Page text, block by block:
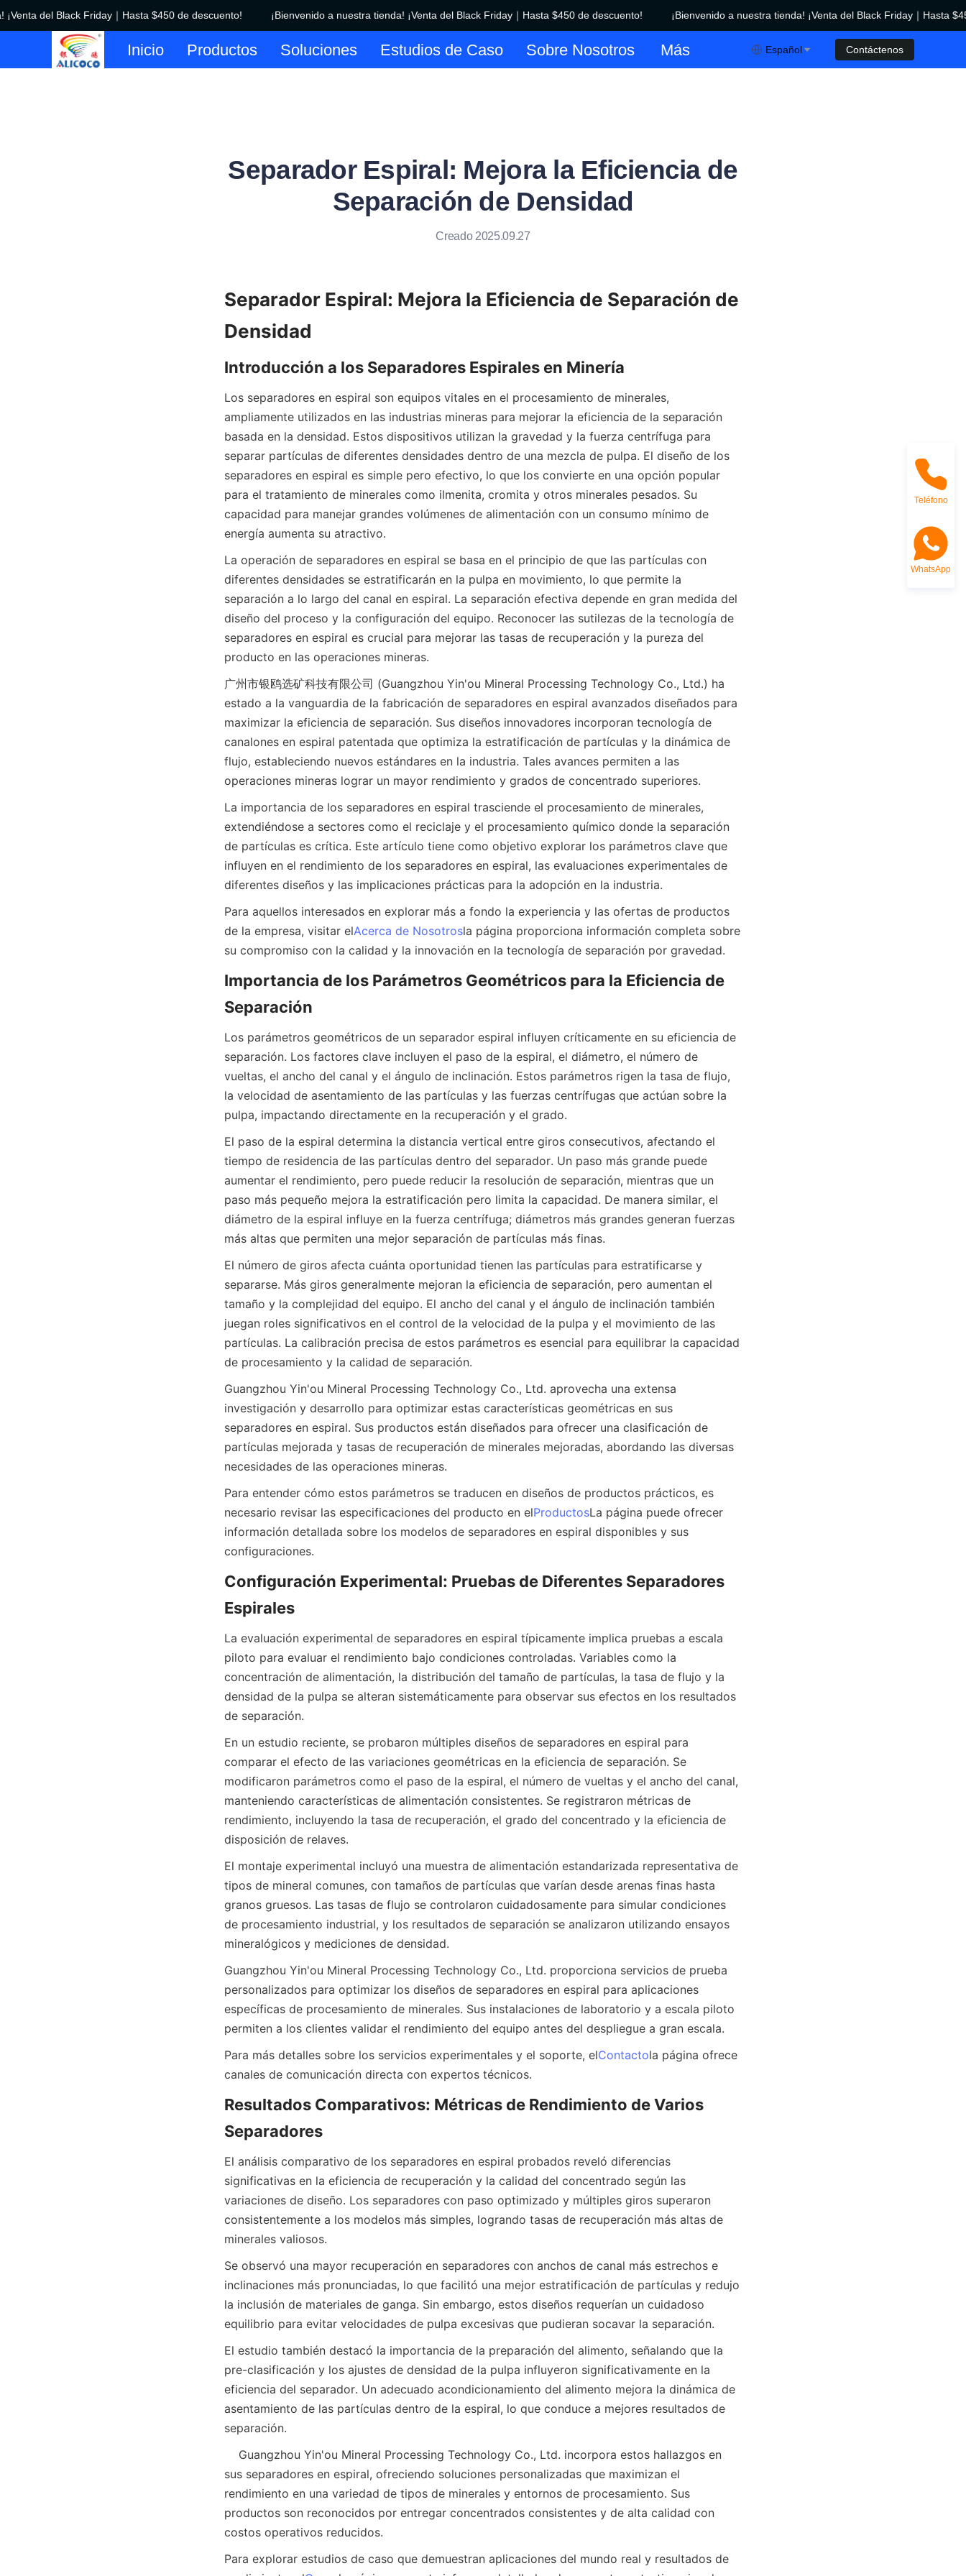
del Black Friday｜Hasta $450 de descuento! ¡Bienvenido a nuestra tienda! ¡Venta del Black Friday｜Hasta $450 de descuento!
¡Bienvenido a nuestra tienda! ¡Venta del Black Friday｜Hasta
¡Bienvenido a nuestra tienda! ¡Venta del Black Friday｜Hasta $450 de descuento!
Inicio Productos Soluciones Estudios de Caso Sobre Nosotros Más Español Contáctenos
Separador Espiral: Mejora la Eficiencia de
Separación de Densidad
Creado 2025.09.27
Separador Espiral: Mejora la Eficiencia de Separación de
Densidad
Introducción a los Separadores Espirales en Minería
Los separadores en espiral son equipos vitales en el procesamiento de minerales,
ampliamente utilizados en las industrias mineras para mejorar la eficiencia de la separación
basada en la densidad. Estos dispositivos utilizan la gravedad y la fuerza centrífuga para
separar partículas de diferentes densidades dentro de una mezcla de pulpa. El diseño de los
separadores en espiral es simple pero efectivo, lo que los convierte en una opción popular
para el tratamiento de minerales como ilmenita, cromita y otros minerales pesados. Su
capacidad para manejar grandes volúmenes de alimentación con un consumo mínimo de
energía aumenta su atractivo.
La operación de separadores en espiral se basa en el principio de que las partículas con
diferentes densidades se estratificarán en la pulpa en movimiento, lo que permite la
separación a lo largo del canal en espiral. La separación efectiva depende en gran medida del
diseño del proceso y la configuración del equipo. Reconocer las sutilezas de la tecnología de
separadores en espiral es crucial para mejorar las tasas de recuperación y la pureza del
producto en las operaciones mineras.
广州市银鸥选矿科技有限公司 (Guangzhou Yin'ou Mineral Processing Technology Co., Ltd.) ha
estado a la vanguardia de la fabricación de separadores en espiral avanzados diseñados para
maximizar la eficiencia de separación. Sus diseños innovadores incorporan tecnología de
canalones en espiral patentada que optimiza la estratificación de partículas y la dinámica de
flujo, estableciendo nuevos estándares en la industria. Tales avances permiten a las
operaciones mineras lograr un mayor rendimiento y grados de concentrado superiores.
La importancia de los separadores en espiral trasciende el procesamiento de minerales,
extendiéndose a sectores como el reciclaje y el procesamiento químico donde la separación
de partículas es crítica. Este artículo tiene como objetivo explorar los parámetros clave que
influyen en el rendimiento de los separadores en espiral, las evaluaciones experimentales de
diferentes diseños y las implicaciones prácticas para la adopción en la industria.
Para aquellos interesados en explorar más a fondo la experiencia y las ofertas de productos
de la empresa, visitar elAcerca de Nosotrosla página proporciona información completa sobre
su compromiso con la calidad y la innovación en la tecnología de separación por gravedad.
Importancia de los Parámetros Geométricos para la Eficiencia de
Separación
Los parámetros geométricos de un separador espiral influyen críticamente en su eficiencia de
separación. Los factores clave incluyen el paso de la espiral, el diámetro, el número de
vueltas, el ancho del canal y el ángulo de inclinación. Estos parámetros rigen la tasa de flujo,
la velocidad de asentamiento de las partículas y las fuerzas centrífugas que actúan sobre la
pulpa, impactando directamente en la recuperación y el grado.
El paso de la espiral determina la distancia vertical entre giros consecutivos, afectando el
tiempo de residencia de las partículas dentro del separador. Un paso más grande puede
aumentar el rendimiento, pero puede reducir la resolución de separación, mientras que un
paso más pequeño mejora la estratificación pero limita la capacidad. De manera similar, el
diámetro de la espiral influye en la fuerza centrífuga; diámetros más grandes generan fuerzas
más altas que permiten una mejor separación de partículas más finas.
El número de giros afecta cuánta oportunidad tienen las partículas para estratificarse y
separarse. Más giros generalmente mejoran la eficiencia de separación, pero aumentan el
tamaño y la complejidad del equipo. El ancho del canal y el ángulo de inclinación también
juegan roles significativos en el control de la velocidad de la pulpa y el movimiento de las
partículas. La calibración precisa de estos parámetros es esencial para equilibrar la capacidad
de procesamiento y la calidad de separación.
Guangzhou Yin'ou Mineral Processing Technology Co., Ltd. aprovecha una extensa
investigación y desarrollo para optimizar estas características geométricas en sus
separadores en espiral. Sus productos están diseñados para ofrecer una clasificación de
partículas mejorada y tasas de recuperación de minerales mejoradas, abordando las diversas
necesidades de las operaciones mineras.
Para entender cómo estos parámetros se traducen en diseños de productos prácticos, es
necesario revisar las especificaciones del producto en elProductosLa página puede ofrecer
información detallada sobre los modelos de separadores en espiral disponibles y sus
configuraciones.
Configuración Experimental: Pruebas de Diferentes Separadores
Espirales
La evaluación experimental de separadores en espiral típicamente implica pruebas a escala
piloto para evaluar el rendimiento bajo condiciones controladas. Variables como la
concentración de alimentación, la distribución del tamaño de partículas, la tasa de flujo y la
densidad de la pulpa se alteran sistemáticamente para observar sus efectos en los resultados
de separación.
En un estudio reciente, se probaron múltiples diseños de separadores en espiral para
comparar el efecto de las variaciones geométricas en la eficiencia de separación. Se
modificaron parámetros como el paso de la espiral, el número de vueltas y el ancho del canal,
manteniendo características de alimentación consistentes. Se registraron métricas de
rendimiento, incluyendo la tasa de recuperación, el grado del concentrado y la eficiencia de
disposición de relaves.
El montaje experimental incluyó una muestra de alimentación estandarizada representativa de
tipos de mineral comunes, con tamaños de partículas que varían desde arenas finas hasta
granos gruesos. Las tasas de flujo se controlaron cuidadosamente para simular condiciones
de procesamiento industrial, y los resultados de separación se analizaron utilizando ensayos
mineralógicos y mediciones de densidad.
Guangzhou Yin'ou Mineral Processing Technology Co., Ltd. proporciona servicios de prueba
personalizados para optimizar los diseños de separadores en espiral para aplicaciones
específicas de procesamiento de minerales. Sus instalaciones de laboratorio y a escala piloto
permiten a los clientes validar el rendimiento del equipo antes del despliegue a gran escala.
Para más detalles sobre los servicios experimentales y el soporte, elContactola página ofrece
canales de comunicación directa con expertos técnicos.
Resultados Comparativos: Métricas de Rendimiento de Varios
Separadores
El análisis comparativo de los separadores en espiral probados reveló diferencias
significativas en la eficiencia de recuperación y la calidad del concentrado según las
variaciones de diseño. Los separadores con paso optimizado y múltiples giros superaron
consistentemente a los modelos más simples, logrando tasas de recuperación más altas de
minerales valiosos.
Se observó una mayor recuperación en separadores con anchos de canal más estrechos e
inclinaciones más pronunciadas, lo que facilitó una mejor estratificación de partículas y redujo
la inclusión de materiales de ganga. Sin embargo, estos diseños requerían un cuidadoso
equilibrio para evitar velocidades de pulpa excesivas que pudieran socavar la separación.
El estudio también destacó la importancia de la preparación del alimento, señalando que la
pre-clasificación y los ajustes de densidad de la pulpa influyeron significativamente en la
eficiencia del separador. Un adecuado acondicionamiento del alimento mejora la dinámica de
asentamiento de las partículas dentro de la espiral, lo que conduce a mejores resultados de
separación.
sus separadores en espiral, ofreciendo soluciones personalizadas que maximizan el
rendimiento en una variedad de tipos de minerales y entornos de procesamiento. Sus
productos son reconocidos por entregar concentrados consistentes y de alta calidad con
costos operativos reducidos.
Para explorar estudios de caso que demuestran aplicaciones del mundo real y resultados de
Teléfono
WhatsApp